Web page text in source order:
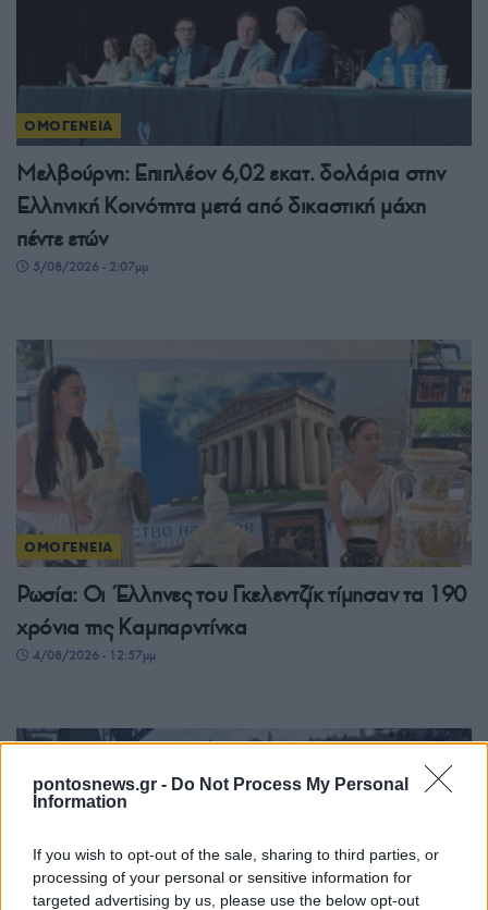
pontosnews.gr - Do Not Process My Personal
Information
If you wish to opt-out of the sale, sharing to third parties, or
processing of your personal or sensitive information for
targeted advertising by us, please use the below opt-out
ΟΜΟΓΕΝΕΙΑ
Μελβούρνη: Επιπλέον 6,02 εκατ. δολάρια στην
Ελληνική Κοινότητα μετά από δικαστική μάχη
πέντε ετών
5/08/2026 - 2:07μμ
ΟΜΟΓΕΝΕΙΑ
Ρωσία: Οι Έλληνες του Γκελεντζίκ τίμησαν τα 190
χρόνια της Καμπαρντίνκα
4/08/2026 - 12:57μμ